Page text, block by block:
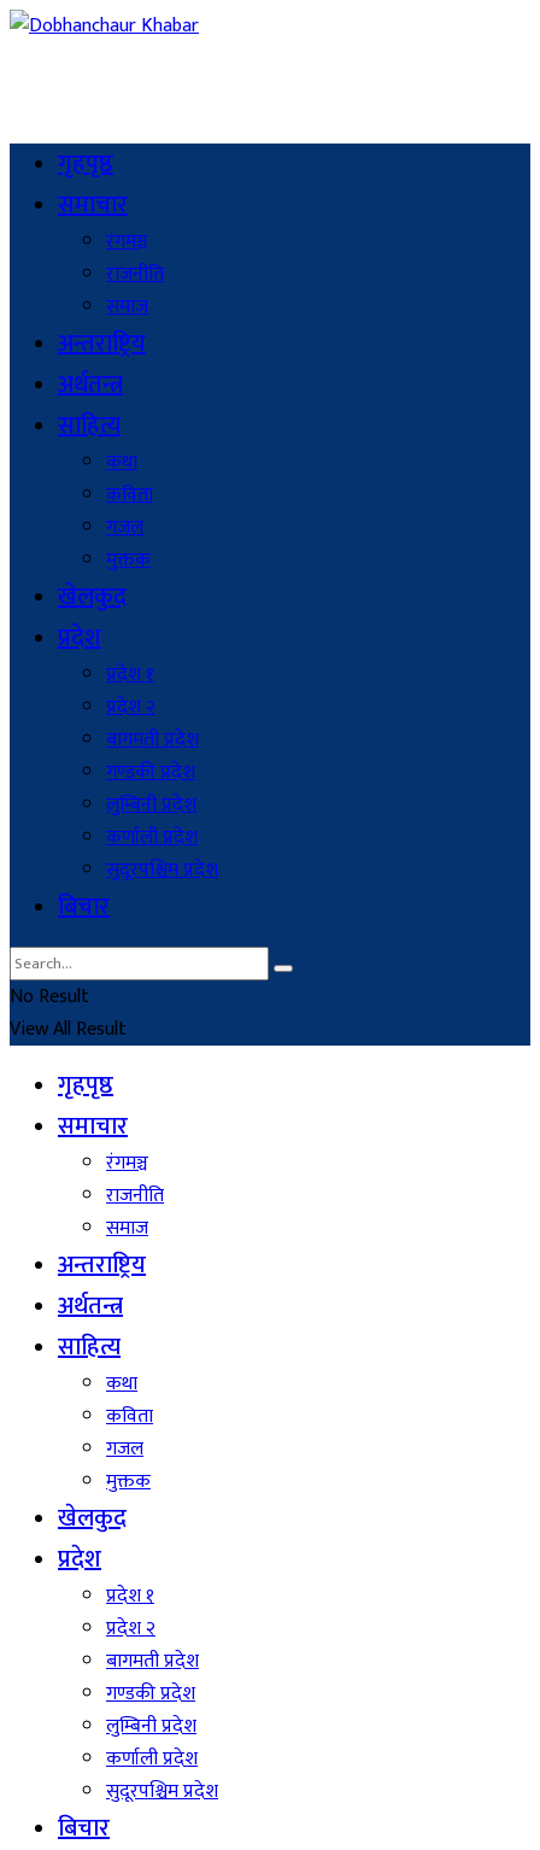
गृहपृष्ठ
समाचार
रंगमञ्च
राजनीति
समाज
अन्तराष्ट्रिय
अर्थतन्त्र
साहित्य
कथा
कविता
गजल
मुक्तक
खेलकुद
प्रदेश
प्रदेश १
प्रदेश २
बागमती प्रदेश
गण्डकी प्रदेश
लुम्बिनी प्रदेश
कर्णाली प्रदेश
सुदूरपश्चिम प्रदेश
बिचार
No Result
View All Result
गृहपृष्ठ
समाचार
रंगमञ्च
राजनीति
समाज
अन्तराष्ट्रिय
अर्थतन्त्र
साहित्य
कथा
कविता
गजल
मुक्तक
खेलकुद
प्रदेश
प्रदेश १
प्रदेश २
बागमती प्रदेश
गण्डकी प्रदेश
लुम्बिनी प्रदेश
कर्णाली प्रदेश
सुदूरपश्चिम प्रदेश
बिचार